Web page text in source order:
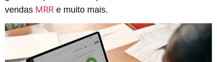
vendas MRR e muito mais.